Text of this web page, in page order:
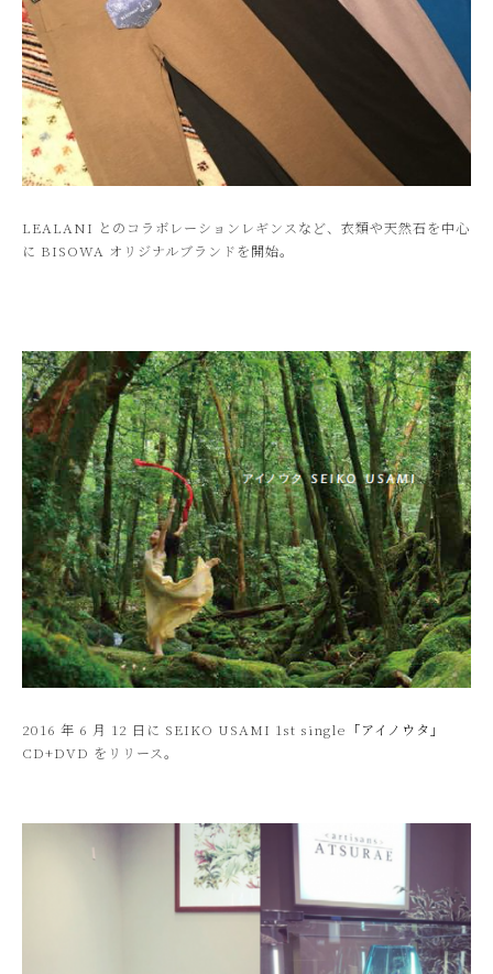
LEALANI とのコラボレーションレギンスなど、衣類や天然石を中心
に BISOWA オリジナルブランドを開始。
2016 年 6 月 12 日に SEIKO USAMI 1st single 「アイノウタ」
CD+DVD をリリース。